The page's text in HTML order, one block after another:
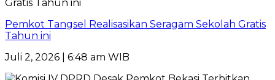
Pemkot Tangsel Realisasikan Seragam Sekolah Gratis
Tahun ini
Juli 2, 2026 | 6:48 am WIB